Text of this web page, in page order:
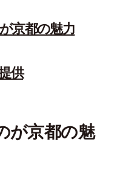
京都の魅力
供
が京都の魅